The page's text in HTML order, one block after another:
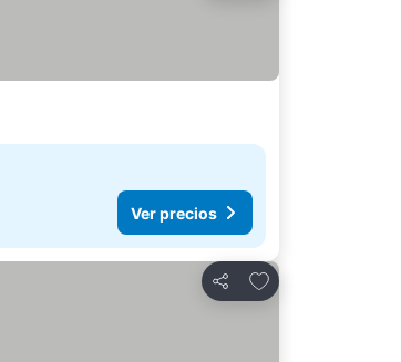
Ver precios
Compartir
Agregar a favoritos